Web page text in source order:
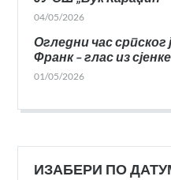
04/05/2026
Огледни час српског
Франк – глас из
01/05/2026
ИЗАБЕРИ ПО